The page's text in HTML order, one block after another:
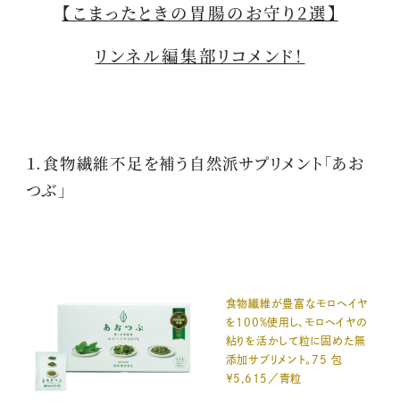
【こまったときの胃腸のお守り2選】
リンネル編集部リコメンド！
１.食物繊維不足を補う自然派サプリメント「あお
つぶ」
食物繊維が豊富なモロヘイヤ
を100％使用し、モロヘイヤの
粘りを活かして粒に固めた無
添加サプリメント。75 包
￥5,615／青粒